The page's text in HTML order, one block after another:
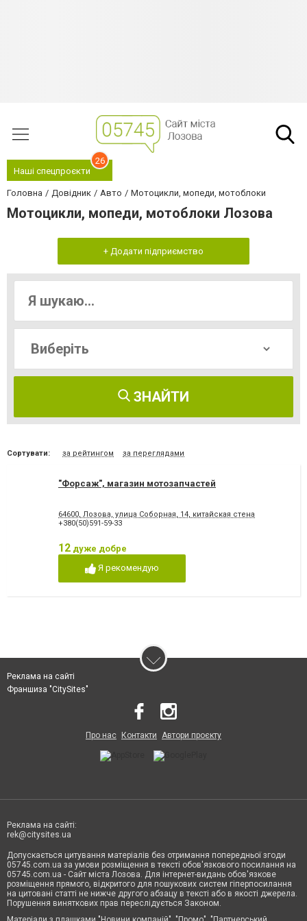
Наші спецпроєкти
26
Головна Довідник Авто Мотоцикли, мопеди, мотоблоки
Мотоцикли, мопеди, мотоблоки Лозова
+ Додати підприємство
ЗНАЙТИ
Сортувати: за рейтингом за переглядами
"Форсаж", магазин мотозапчастей
64600, Лозова, улица Соборная, 14, китайская стена
+380(50)591-59-33
12 дуже добре
Я рекомендую
Реклама на сайті
Франшиза "CitySites"
Про нас Контакти Автори проєкту
Реклама на сайті:
rek@citysites.ua
Допускається цитування матеріалів без отримання попередньої згоди
05745.com.ua за умови розміщення в тексті обов'язкового посилання на
05745.com.ua - Сайт міста Лозова. Для інтернет-видань обов'язкове
розміщення прямого, відкритого для пошукових систем гіперпосилання
на цитовані статті не нижче другого абзацу в тексті або в якості джерела.
Порушення виняткових прав переслідується Законом.